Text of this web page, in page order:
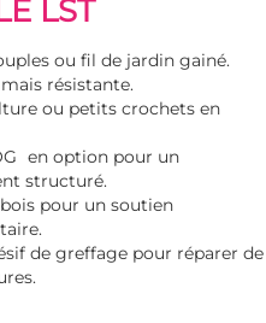
LST
ou fil de jardin gainé.
résistante.
ou petits crochets en
en option pour un
structuré.
pour un soutien
de greffage pour réparer de